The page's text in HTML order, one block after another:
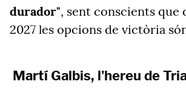
durador", sent conscients que
2027 les opcions de victòria
Martí Galbis, l'hereu de